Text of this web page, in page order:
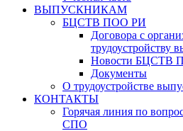
ВЫПУСКНИКАМ
БЦСТВ ПОО РИ
Договора с
трудоустройству
Новости БЦСТВ
Документы
О трудоустройстве
КОНТАКТЫ
Горячая линия по
СПО